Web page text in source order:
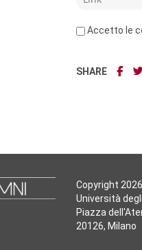
Accetto le
SHARE
Copyright 2026
Università
Piazza
20126, Milano